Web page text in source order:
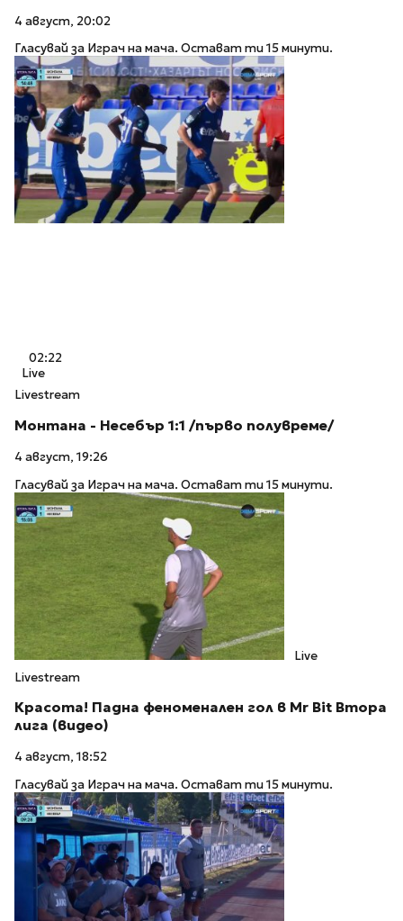
4 август, 20:02
Гласувай за Играч на мача. Остават ти 15 минути.
02:22
Live
Livestream
Монтана - Несебър 1:1 /първо полувреме/
4 август, 19:26
Гласувай за Играч на мача. Остават ти 15 минути.
Live
Livestream
Красота! Падна феноменален гол в Mr Bit Втора
лига (видео)
4 август, 18:52
Гласувай за Играч на мача. Остават ти 15 минути.